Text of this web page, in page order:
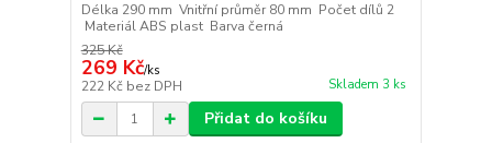
Délka 290 mm Vnitřní průměr 80 mm Počet dílů 2
Materiál ABS plast Barva černá
325 Kč
269 Kč/ks
222 Kč bez DPH Skladem 3 ks
Přidat do košíku